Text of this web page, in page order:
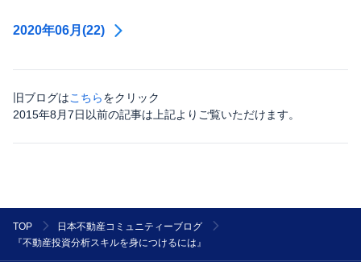
2020年06月(22)
旧ブログはこちらをクリック
2015年8月7日以前の記事は上記よりご覧いただけます。
TOP
日本不動産コミュニティーブログ
『不動産投資分析スキルを身につけるには』